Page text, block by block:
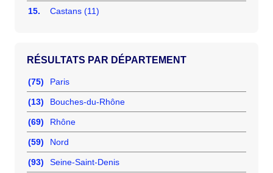
15. Castans (11)
RÉSULTATS PAR DÉPARTEMENT
(75) Paris
(13) Bouches-du-Rhône
(69) Rhône
(59) Nord
(93) Seine-Saint-Denis